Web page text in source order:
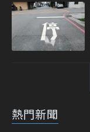
熱門新聞